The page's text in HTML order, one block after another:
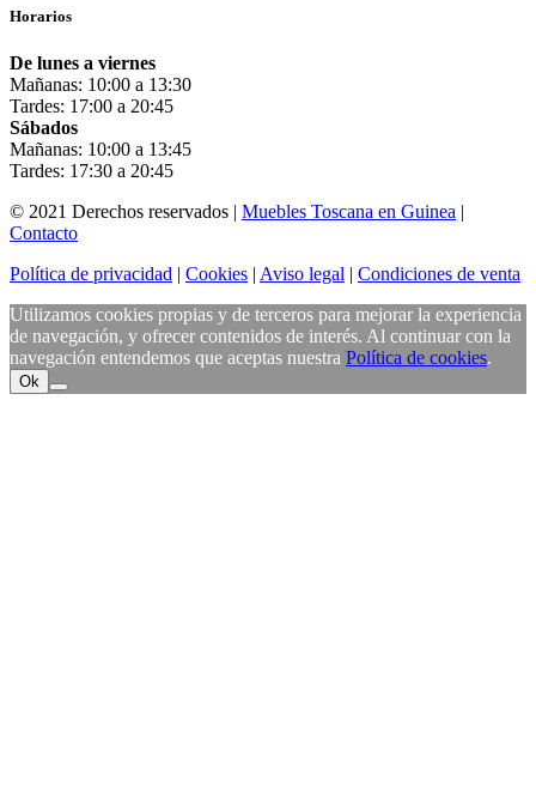
Horarios
De lunes a viernes
Mañanas: 10:00 a 13:30
Tardes: 17:00 a 20:45
Sábados
Mañanas: 10:00 a 13:45
Tardes: 17:30 a 20:45
© 2021 Derechos reservados | Muebles Toscana en Guinea |
Contacto
Política de privacidad | Cookies | Aviso legal | Condiciones de venta
Utilizamos cookies propias y de terceros para mejorar la experiencia
de navegación, y ofrecer contenidos de interés. Al continuar con la
navegación entendemos que aceptas nuestra Política de cookies.
Ok